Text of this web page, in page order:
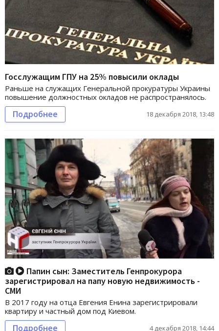
Госслужащим ГПУ на 25% повысили оклады
Раньше на служащих Генеральной прокуратуры Украины
повышение должностных окладов не распространялось.
Подробнее 18 декабря 2018, 13:48
Папин сын: Заместитель Генпрокурора
зарегистрировал на папу новую недвижимость -
СМИ
В 2017 году на отца Евгения Енина зарегистрировали
квартиру и частный дом под Киевом.
Подробнее 4 декабря 2018, 14:44